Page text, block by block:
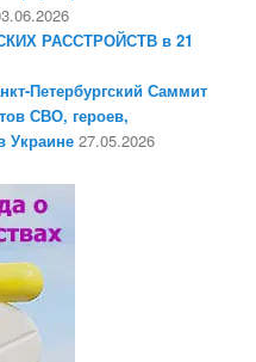
РАССТРОЙСТВ в 21
Петербургский Саммит
СВО, героев,
Украине 27.05.2026